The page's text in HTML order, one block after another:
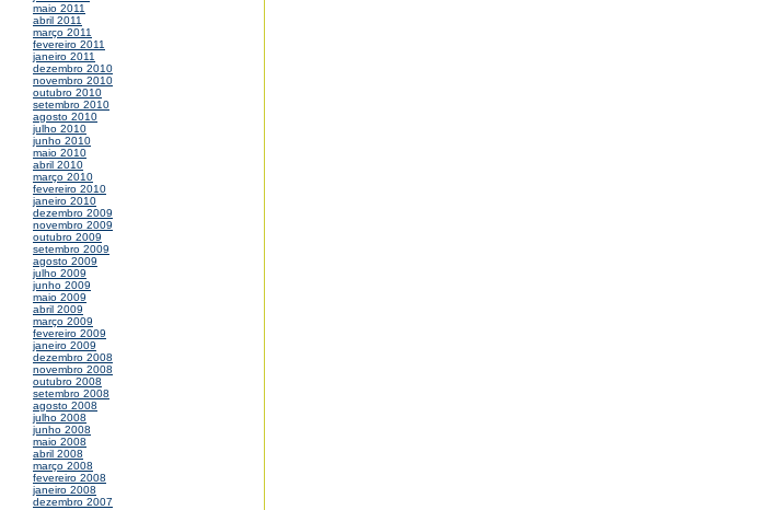
maio 2011
abril 2011
março 2011
fevereiro 2011
janeiro 2011
dezembro 2010
novembro 2010
outubro 2010
setembro 2010
agosto 2010
julho 2010
junho 2010
maio 2010
abril 2010
março 2010
fevereiro 2010
janeiro 2010
dezembro 2009
novembro 2009
outubro 2009
setembro 2009
agosto 2009
julho 2009
junho 2009
maio 2009
abril 2009
março 2009
fevereiro 2009
janeiro 2009
dezembro 2008
novembro 2008
outubro 2008
setembro 2008
agosto 2008
julho 2008
junho 2008
maio 2008
abril 2008
março 2008
fevereiro 2008
janeiro 2008
dezembro 2007